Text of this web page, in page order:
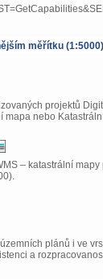
měřítku (1:5000)
projektů
nebo
– katastrální
plánů i ve
a